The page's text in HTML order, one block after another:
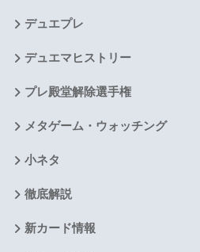
デュエプレ
デュエマヒストリー
プレ殿堂解除選手権
メタゲーム・ウォッチング
小ネタ
徹底解説
新カード情報